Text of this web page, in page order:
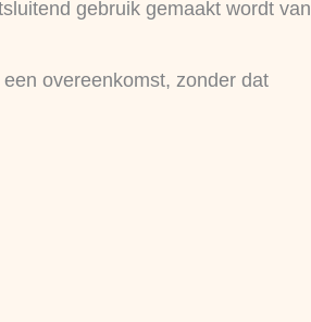
gebruik gemaakt wordt van
overeenkomst, zonder dat